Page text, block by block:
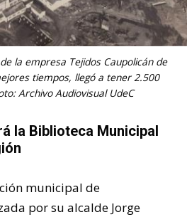
la empresa Tejidos Caupolicán de
tiempos, llegó a tener 2.500
Archivo Audiovisual UdeC
la Biblioteca Municipal
municipal de
por su alcalde Jorge